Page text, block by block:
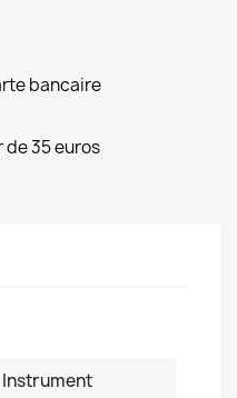
bancaire
35 euros
Instrument